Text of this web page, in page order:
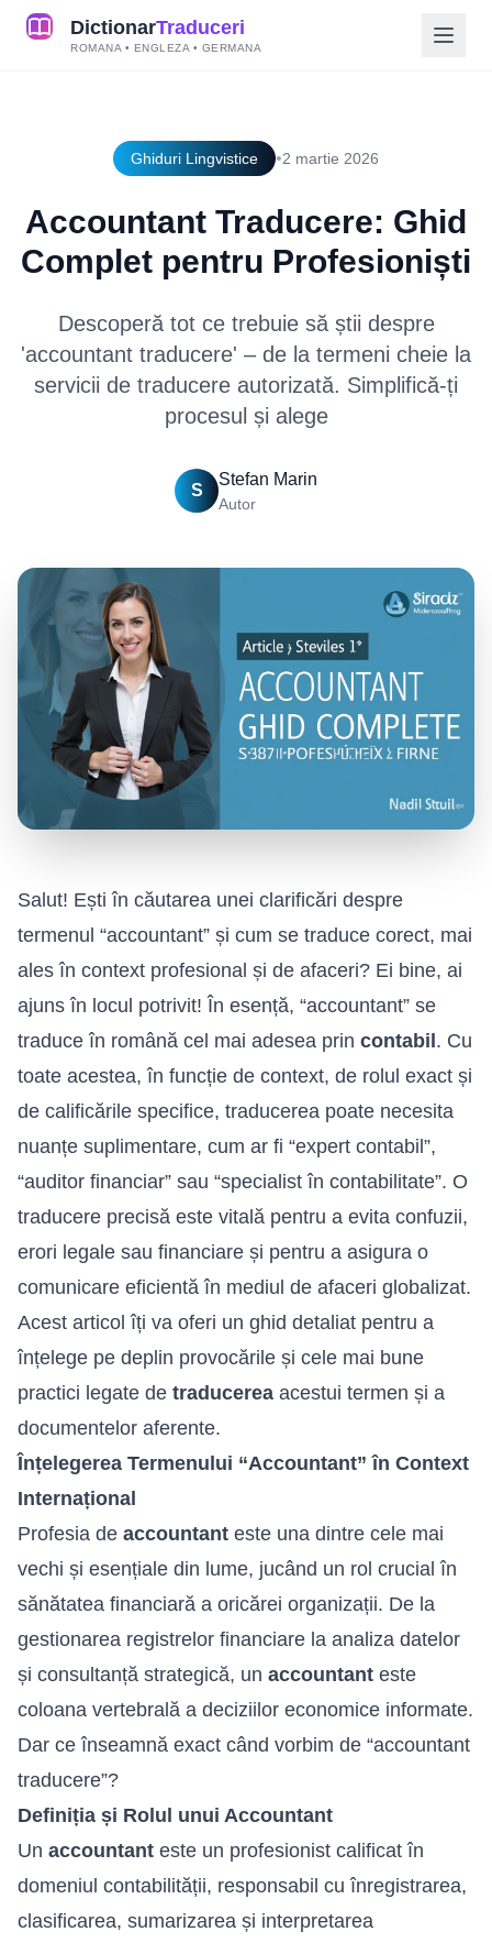
DictionarTraduceri
ROMANA • ENGLEZA • GERMANA
Ghiduri Lingvistice •2 martie 2026
Accountant Traducere: Ghid
Complet pentru Profesioniști
Descoperă tot ce trebuie să știi despre
'accountant traducere' – de la termeni cheie la
servicii de traducere autorizată. Simplifică-ți
procesul și alege
S
Stefan Marin
Autor
Salut! Ești în căutarea unei clarificări despre
termenul “accountant” și cum se traduce corect, mai
ales în context profesional și de afaceri? Ei bine, ai
ajuns în locul potrivit! În esență, “accountant” se
traduce în română cel mai adesea prin contabil. Cu
toate acestea, în funcție de context, de rolul exact și
de calificările specifice, traducerea poate necesita
nuanțe suplimentare, cum ar fi “expert contabil”,
“auditor financiar” sau “specialist în contabilitate”. O
traducere precisă este vitală pentru a evita confuzii,
erori legale sau financiare și pentru a asigura o
comunicare eficientă în mediul de afaceri globalizat.
Acest articol îți va oferi un ghid detaliat pentru a
înțelege pe deplin provocările și cele mai bune
practici legate de traducerea acestui termen și a
documentelor aferente.
Înțelegerea Termenului “Accountant” în Context
Internațional
Profesia de accountant este una dintre cele mai
vechi și esențiale din lume, jucând un rol crucial în
sănătatea financiară a oricărei organizații. De la
gestionarea registrelor financiare la analiza datelor
și consultanță strategică, un accountant este
coloana vertebrală a deciziilor economice informate.
Dar ce înseamnă exact când vorbim de “accountant
traducere”?
Definiția și Rolul unui Accountant
Un accountant este un profesionist calificat în
domeniul contabilității, responsabil cu înregistrarea,
clasificarea, sumarizarea și interpretarea